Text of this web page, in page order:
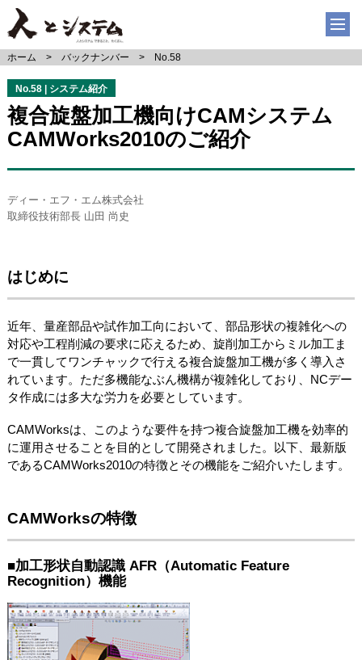
ホーム バックナンバー No.58
No.58 | システム紹介
複合旋盤加工機向けCAMシステム
CAMWorks2010のご紹介
ディー・エフ・エム株式会社
取締役技術部長 山田 尚史
はじめに
近年、量産部品や試作加工向において、部品形状の複雑化への
対応や工程削減の要求に応えるため、旋削加工からミル加工ま
で一貫してワンチャックで行える複合旋盤加工機が多く導入さ
れています。ただ多機能なぶん機構が複雑化しており、NCデー
タ作成には多大な労力を必要としています。
CAMWorksは、このような要件を持つ複合旋盤加工機を効率的
に運用させることを目的として開発されました。以下、最新版
であるCAMWorks2010の特徴とその機能をご紹介いたします。
CAMWorksの特徴
■加工形状自動認識 AFR（Automatic Feature
Recognition）機能